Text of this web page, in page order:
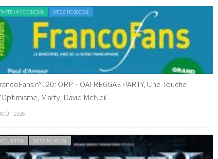
GENERAL WEBZINE GLOBAL
n°120 : ORP – OAI REGGAE PARTY, Une Touche
Marty, David McNeil…
2026
METAL WEBZINE METAL